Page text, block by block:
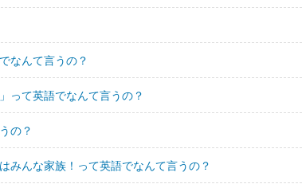
なんて言うの？
って英語でなんて言うの？
の？
みんな家族！って英語でなんて言うの？